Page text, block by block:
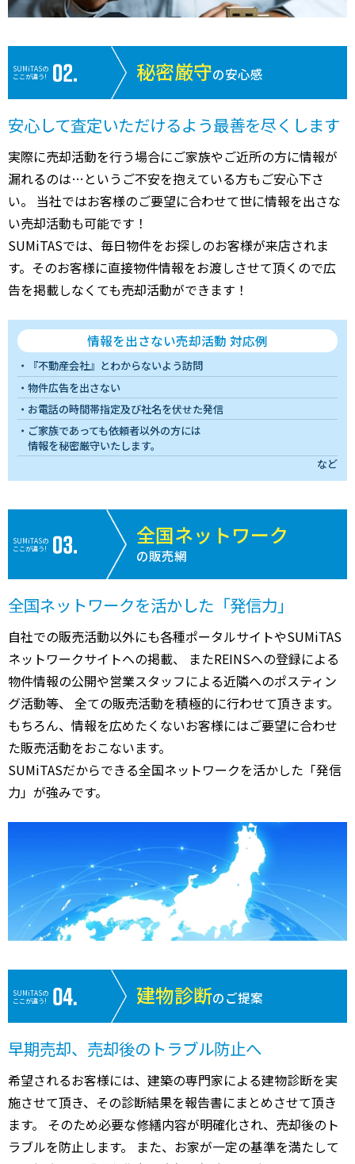
SUMiTASの
ここが違う!
秘密厳守の安心感
安心して査定いただけるよう最善を尽くします
実際に売却活動を行う場合にご家族やご近所の方に情報が
漏れるのは…というご不安を抱えている方もご安心下さ
い。 当社ではお客様のご要望に合わせて世に情報を出さな
い売却活動も可能です！
SUMiTASでは、毎日物件をお探しのお客様が来店されま
す。そのお客様に直接物件情報をお渡しさせて頂くので広
告を掲載しなくても売却活動ができます！
情報を出さない売却活動 対応例
『不動産会社』とわからないよう訪問
物件広告を出さない
お電話の時間帯指定及び社名を伏せた発信
ご家族であっても依頼者以外の方には
情報を秘密厳守いたします。
など
SUMiTASの
ここが違う!
全国ネットワーク
の販売網
全国ネットワークを活かした「発信力」
自社での販売活動以外にも各種ポータルサイトやSUMiTAS
ネットワークサイトへの掲載、 またREINSへの登録による
物件情報の公開や営業スタッフによる近隣へのポスティン
グ活動等、 全ての販売活動を積極的に行わせて頂きます。
もちろん、情報を広めたくないお客様にはご要望に合わせ
た販売活動をおこないます。
SUMiTASだからできる全国ネットワークを活かした「発信
力」が強みです。
SUMiTASの
ここが違う!
建物診断のご提案
早期売却、売却後のトラブル防止へ
希望されるお客様には、建築の専門家による建物診断を実
施させて頂き、その診断結果を報告書にまとめさせて頂き
ます。 そのため必要な修繕内容が明確化され、売却後のト
ラブルを防止します。 また、お家が一定の基準を満たして